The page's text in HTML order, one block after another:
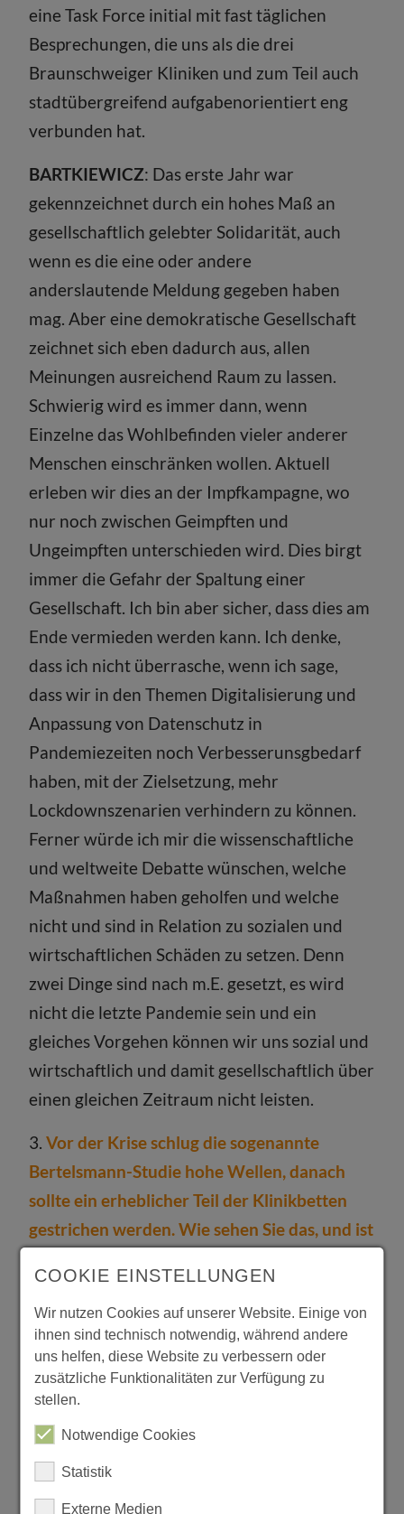
eine Task Force initial mit fast täglichen
Besprechungen, die uns als die drei
Braunschweiger Kliniken und zum Teil auch
stadtübergreifend aufgabenorientiert eng
verbunden hat.
BARTKIEWICZ: Das erste Jahr war
gekennzeichnet durch ein hohes Maß an
gesellschaftlich gelebter Solidarität, auch
wenn es die eine oder andere
anderslautende Meldung gegeben haben
mag. Aber eine demokratische Gesellschaft
zeichnet sich eben dadurch aus, allen
Meinungen ausreichend Raum zu lassen.
Schwierig wird es immer dann, wenn
Einzelne das Wohlbefinden vieler anderer
Menschen einschränken wollen. Aktuell
erleben wir dies an der Impfkampagne, wo
nur noch zwischen Geimpften und
Ungeimpften unterschieden wird. Dies birgt
immer die Gefahr der Spaltung einer
Gesellschaft. Ich bin aber sicher, dass dies am
Ende vermieden werden kann. Ich denke,
dass ich nicht überrasche, wenn ich sage,
dass wir in den Themen Digitalisierung und
Anpassung von Datenschutz in
Pandemiezeiten noch Verbesserunsgbedarf
haben, mit der Zielsetzung, mehr
Lockdownszenarien verhindern zu können.
Ferner würde ich mir die wissenschaftliche
und weltweite Debatte wünschen, welche
Maßnahmen haben geholfen und welche
nicht und sind in Relation zu sozialen und
wirtschaftlichen Schäden zu setzen. Denn
zwei Dinge sind nach m.E. gesetzt, es wird
nicht die letzte Pandemie sein und ein
gleiches Vorgehen können wir uns sozial und
wirtschaftlich und damit gesellschaftlich über
einen gleichen Zeitraum nicht leisten.
3.Vor der Krise schlug die sogenannte
Bertelsmann-Studie hohe Wellen, danach
sollte ein erheblicher Teil der Klinikbetten
gestrichen werden. Wie sehen Sie das, und ist
sogenannte Bertelsmann-Studie mit der
Kernaussage, dass die
Krankenhausversorgung strukturell
lokal versorgende Krankenhäuser deshalb
umgewandelt werden müssen in andere
Versorgungseinrichtungen, wie z. B.
COOKIE EINSTELLUNGEN
Wir nutzen Cookies auf unserer Website. Einige von
ihnen sind technisch notwendig, während andere
uns helfen, diese Website zu verbessern oder
zusätzliche Funktionalitäten zur Verfügung zu
stellen.
Notwendige Cookies
Statistik
Externe Medien